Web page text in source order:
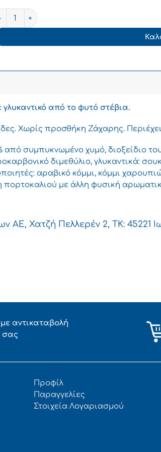
Αναψυκτικό Πορτοκαλάδα με Στέβια
από το φυτό στέβια.
Χωρίς προσθήκη Ζάχαρης.
συμπυκνωμένο χυμό, διοξείδιο
διμεθύλιο, γλυκαντικά:
αραβικό κόμμι, κόμμι
με άλλη φυσική
Χατζή Πελλερέν 2, ΤΚ: 45221
αντικαταβολή
σας
Προφίλ
Παραγγελίες
Στοιχεία Λογαριασμού